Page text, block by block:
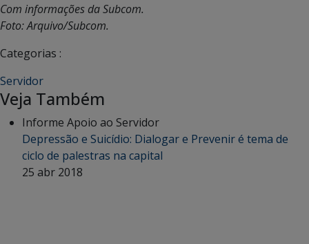
Com informações da Subcom.
Foto: Arquivo/Subcom.
Categorias :
Servidor
Veja Também
Informe Apoio ao Servidor
Depressão e Suicídio: Dialogar e Prevenir é tema de
ciclo de palestras na capital
25 abr 2018